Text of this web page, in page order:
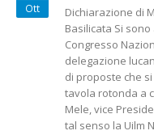
Ott
Dichiarazione di
Basilicata Si
Congresso
delegazione
di proposte che
tavola rotonda a
Mele, vice
tal senso la Uilm